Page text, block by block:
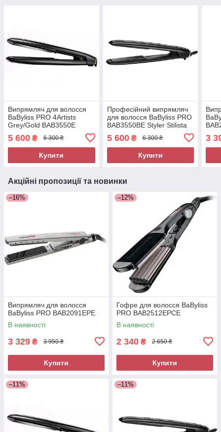
Випрямляч для волосся
BaByliss PRO 4Artists
Grey/Gold BAB3550E
5 600 ₴ 6 300 ₴
Купити
Професійний випрямляч
для волосся BaByliss PRO
BAB3550BE Styler Stilista
5 600₴ 6 300 ₴
Купити
3
Акційні пропозиції та новинки
–16%
Випрямляч для волосся
BaByliss PRO BAB2091EPE
В наявності
3 329 ₴ 3 950 ₴
Купити
–12%
Гофре для волосся BaByliss
PRO BAB2512EPCE
В наявності
2 340 ₴ 2 650 ₴
Купити
–11% –11%